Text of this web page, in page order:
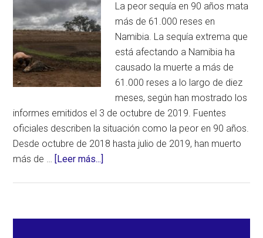
peor
sequía
en
60
años
(Chile)
La peor sequía en 90 años mata
más de 61.000 reses en
Namibia. La sequía extrema que
está afectando a Namibia ha
causado la muerte a más de
61.000 reses a lo largo de diez
meses, según han mostrado los
informes emitidos el 3 de octubre de 2019. Fuentes
oficiales describen la situación como la peor en 90 años.
Desde octubre de 2018 hasta julio de 2019, han muerto
más de … [Leer más...]
sequía